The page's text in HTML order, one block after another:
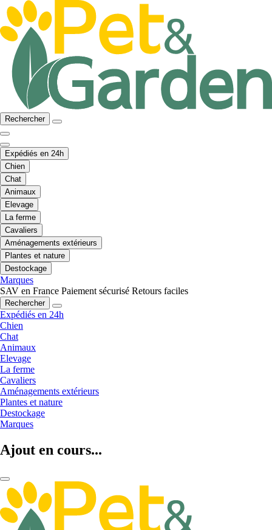
Rechercher
Expédiés en 24h
Chien
Chat
Animaux
Elevage
La ferme
Cavaliers
Aménagements extérieurs
Plantes et nature
Destockage
Marques
SAV en France Paiement sécurisé Retours faciles
Rechercher
Expédiés en 24h
Chien
Chat
Animaux
Elevage
La ferme
Cavaliers
Aménagements extérieurs
Plantes et nature
Destockage
Marques
Ajout en cours...